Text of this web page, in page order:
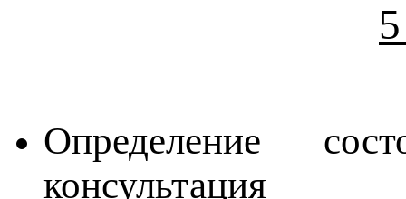
Определение
консультация